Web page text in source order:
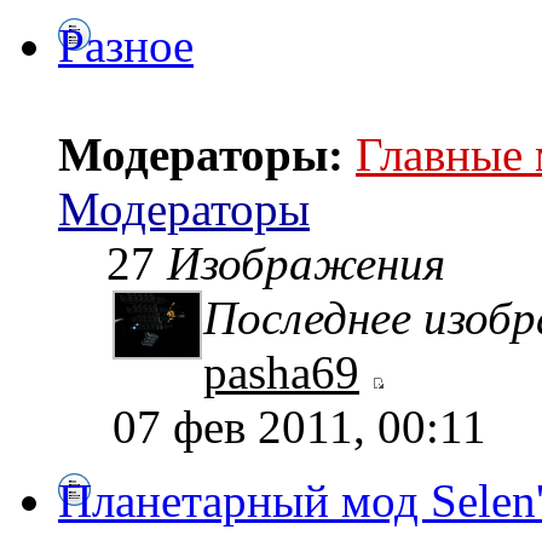
Разное
Модераторы: Главные
Модераторы
27 Изображения
Последнее
pasha69
07 фев 2011, 00:11
Планетарный мод